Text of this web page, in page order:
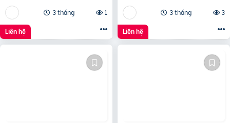
3 tháng
1
Liên hệ
3 tháng
3
Liên hệ